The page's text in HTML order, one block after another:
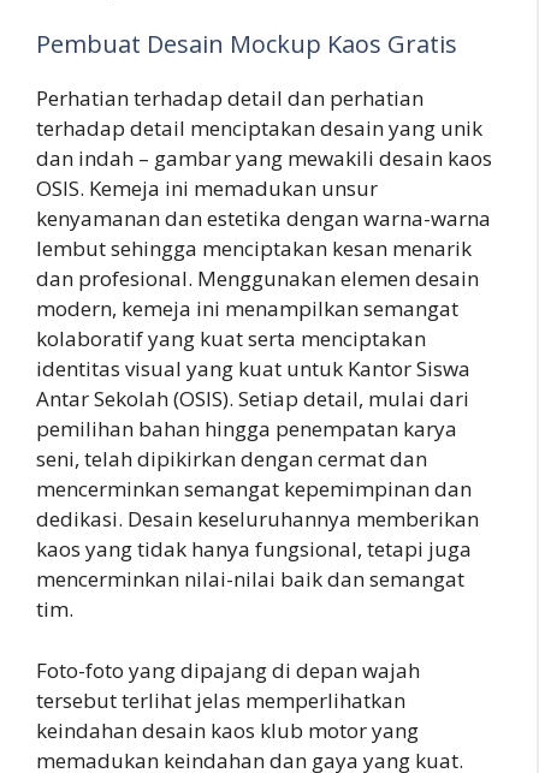
Pembuat Desain Mockup Kaos Gratis
Perhatian terhadap detail dan perhatian
terhadap detail menciptakan desain yang unik
dan indah – gambar yang mewakili desain kaos
OSIS. Kemeja ini memadukan unsur
kenyamanan dan estetika dengan warna-warna
lembut sehingga menciptakan kesan menarik
dan profesional. Menggunakan elemen desain
modern, kemeja ini menampilkan semangat
kolaboratif yang kuat serta menciptakan
identitas visual yang kuat untuk Kantor Siswa
Antar Sekolah (OSIS). Setiap detail, mulai dari
pemilihan bahan hingga penempatan karya
seni, telah dipikirkan dengan cermat dan
mencerminkan semangat kepemimpinan dan
dedikasi. Desain keseluruhannya memberikan
kaos yang tidak hanya fungsional, tetapi juga
mencerminkan nilai-nilai baik dan semangat
tim.
Foto-foto yang dipajang di depan wajah
tersebut terlihat jelas memperlihatkan
keindahan desain kaos klub motor yang
memadukan keindahan dan gaya yang kuat.